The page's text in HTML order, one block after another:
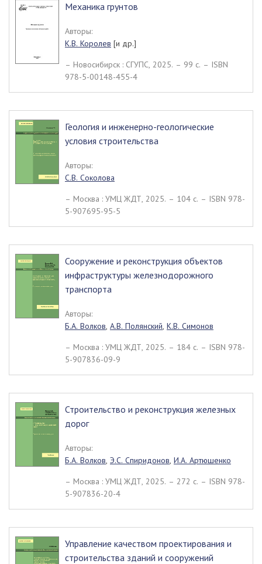
Механика грунтов
Авторы:
К.В. Королев [и др.]
– Новосибирск : СГУПС, 2025. – 99 c. – ISBN
978-5-00148-455-4
Геология и инженерно-геологические
условия строительства
Авторы:
С.В. Соколова
– Москва : УМЦ ЖДТ, 2025. – 104 c. – ISBN 978-
5-907695-95-5
Сооружение и реконструкция объектов
инфраструктуры железнодорожного
транспорта
Авторы:
Б.А. Волков, А.В. Полянский, К.В. Симонов
– Москва : УМЦ ЖДТ, 2025. – 184 c. – ISBN 978-
5-907836-09-9
Строительство и реконструкция железных
дорог
Авторы:
Б.А. Волков, Э.С. Спиридонов, И.А. Артюшенко
– Москва : УМЦ ЖДТ, 2025. – 272 c. – ISBN 978-
5-907836-20-4
Управление качеством проектирования и
строительства зданий и сооружений